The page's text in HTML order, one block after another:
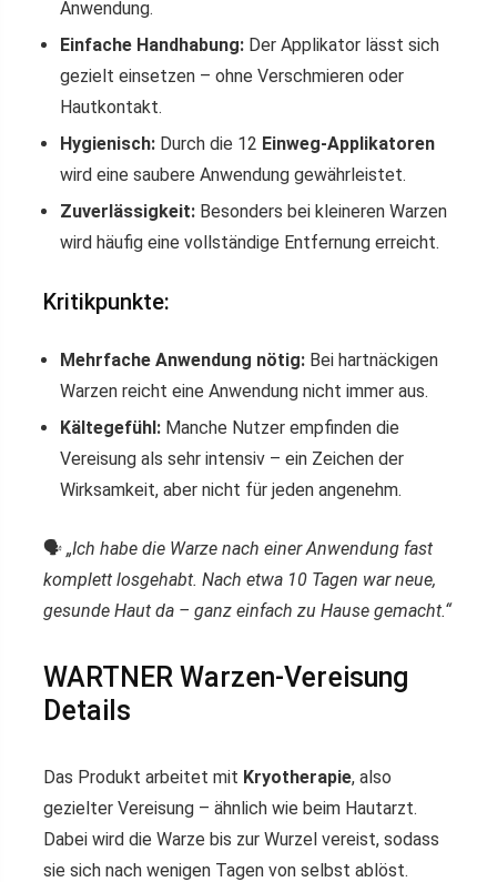
Anwendung.
Einfache Handhabung: Der Applikator lässt sich
gezielt einsetzen – ohne Verschmieren oder
Hautkontakt.
Hygienisch: Durch die 12 Einweg-Applikatoren
wird eine saubere Anwendung gewährleistet.
Zuverlässigkeit: Besonders bei kleineren Warzen
wird häufig eine vollständige Entfernung erreicht.
Kritikpunkte:
Mehrfache Anwendung nötig: Bei hartnäckigen
Warzen reicht eine Anwendung nicht immer aus.
Kältegefühl: Manche Nutzer empfinden die
Vereisung als sehr intensiv – ein Zeichen der
Wirksamkeit, aber nicht für jeden angenehm.
🗣 „Ich habe die Warze nach einer Anwendung fast
komplett losgehabt. Nach etwa 10 Tagen war neue,
gesunde Haut da – ganz einfach zu Hause gemacht.“
WARTNER Warzen-Vereisung
Details
Das Produkt arbeitet mit Kryotherapie, also
gezielter Vereisung – ähnlich wie beim Hautarzt.
Dabei wird die Warze bis zur Wurzel vereist, sodass
sie sich nach wenigen Tagen von selbst ablöst.